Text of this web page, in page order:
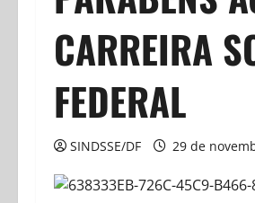
CARREIRA
FEDERAL
SINDSSE/DF 29 de